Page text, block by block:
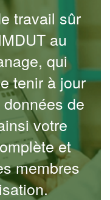
travail sûr
au
qui
tenir à jour
de
votre
et
membres